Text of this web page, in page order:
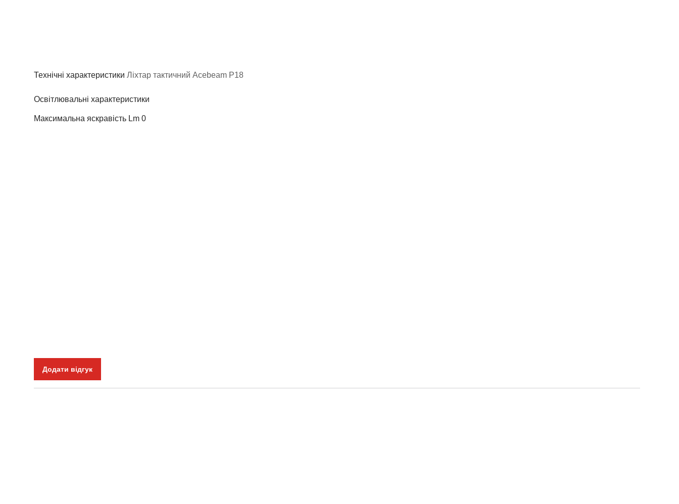
Технічні характеристики Ліхтар тактичний Acebeam P18
Освітлювальні характеристики
Максимальна яскравість Lm 0
Додати відгук